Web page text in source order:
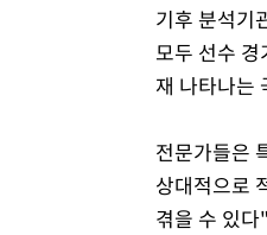
기후 분석기
모두 선수
재 나타나는
전문가들은
상대적으로
겪을 수 있